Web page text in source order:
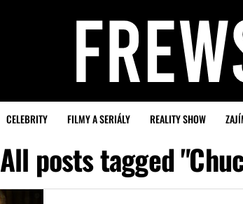
CELEBRITY FILMY A SERIÁLY REALITY SHOW
All posts tagged